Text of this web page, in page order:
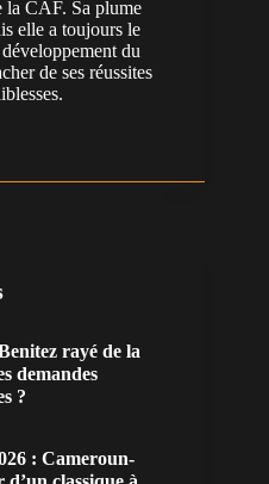
la CAF. Sa plume
elle a toujours le
du
de ses réussites
rayé de la
demandes
?
: Cameroun-